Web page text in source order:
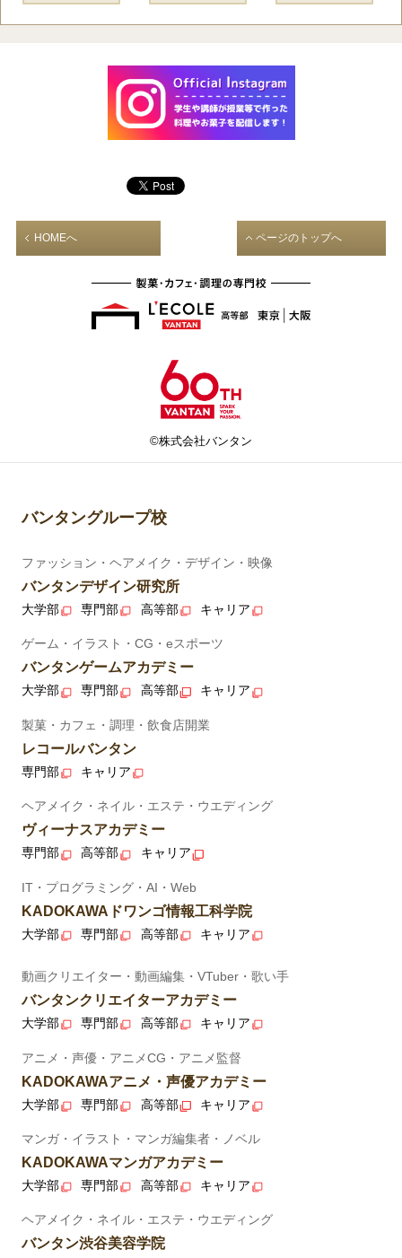
HOMEへ ページのトップへ
©株式会社バンタン
バンタングループ校
ファッション・ヘアメイク・デザイン・映像
バンタンデザイン研究所
大学部 専門部 高等部 キャリア
ゲーム・イラスト・CG・eスポーツ
バンタンゲームアカデミー
大学部 専門部 高等部 キャリア
製菓・カフェ・調理・飲食店開業
レコールバンタン
専門部 キャリア
ヘアメイク・ネイル・エステ・ウエディング
ヴィーナスアカデミー
専門部 高等部 キャリア
IT・プログラミング・AI・Web
KADOKAWAドワンゴ情報工科学院
大学部 専門部 高等部 キャリア
動画クリエイター・動画編集・VTuber・歌い手
バンタンクリエイターアカデミー
大学部 専門部 高等部 キャリア
アニメ・声優・アニメCG・アニメ監督
KADOKAWAアニメ・声優アカデミー
大学部 専門部 高等部 キャリア
マンガ・イラスト・マンガ編集者・ノベル
KADOKAWAマンガアカデミー
大学部 専門部 高等部 キャリア
ヘアメイク・ネイル・エステ・ウエディング
バンタン渋谷美容学院